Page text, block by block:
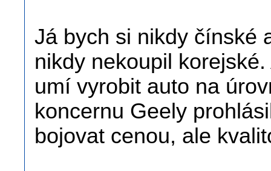
Já bych si nikdy čínské
nikdy nekoupil
umí vyrobit auto na
koncernu Geely
bojovat cenou, ale